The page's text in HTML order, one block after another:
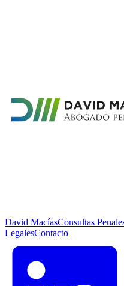
David MacíasConsultas
LegalesContacto